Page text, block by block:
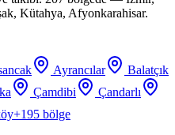
Kütahya, Afyonkarahisar.
Ayrancılar
Balatçık
Çamdibi
Çandarlı
+195 bölge